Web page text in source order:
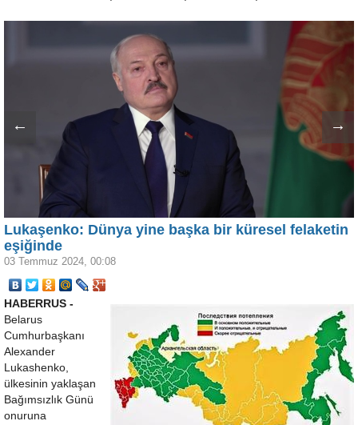
← →
Lukaşenko: Dünya yine başka bir küresel felaketin
eşiğinde
03 Temmuz 2024, 00:08
HABERRUS -
Belarus
Cumhurbaşkanı
Alexander
Lukashenko,
ülkesinin yaklaşan
Bağımsızlık Günü
onuruna